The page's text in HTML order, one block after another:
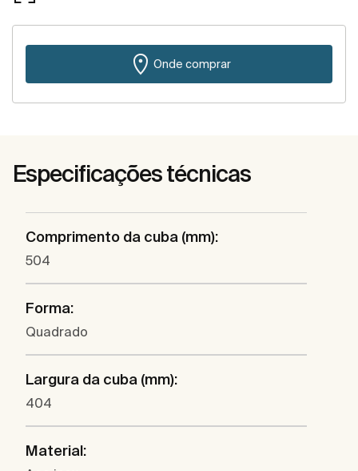
Onde comprar
Especificações técnicas
Comprimento da cuba (mm):
504
Forma:
Quadrado
Largura da cuba (mm):
404
Material: